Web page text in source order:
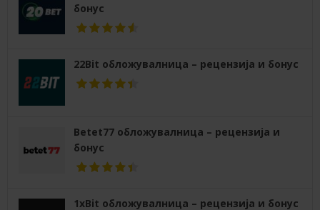
бонус
22Bit обложувалница – рецензија и бонус
Betet77 обложувалница – рецензија и
бонус
1xBit обложувалница – рецензија и бонус